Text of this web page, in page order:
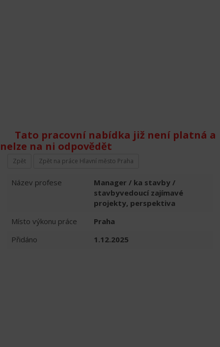
Tato pracovní nabídka již není platná a
nelze na ni odpovědět
Zpět Zpět na práce Hlavní město Praha
Název profese
Manager / ka stavby /
stavbyvedoucí zajímavé
projekty, perspektiva
Místo výkonu práce
Praha
Přidáno
1.12.2025